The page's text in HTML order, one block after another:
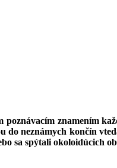
poznávacím znamením
do neznámych končín
sa spýtali okoloidúcich